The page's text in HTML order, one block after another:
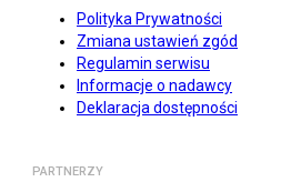
Polityka Prywatności
Zmiana ustawień zgód
Regulamin serwisu
Informacje o nadawcy
Deklaracja dostępności
PARTNERZY